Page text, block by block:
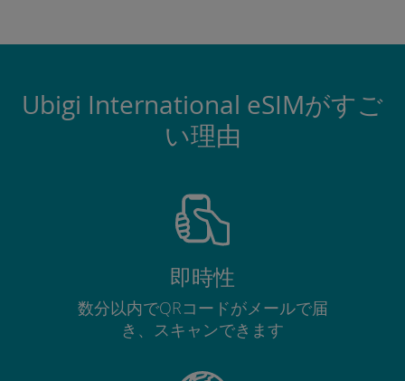
Ubigi International eSIMがすご
い理由
即時性
数分以内でQRコードがメールで届
き、スキャンできます